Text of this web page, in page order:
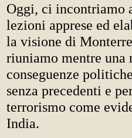
Oggi, ci incontriamo
lezioni apprese ed
la visione di
riuniamo mentre una
conseguenze
senza precedenti e
terrorismo come
India.